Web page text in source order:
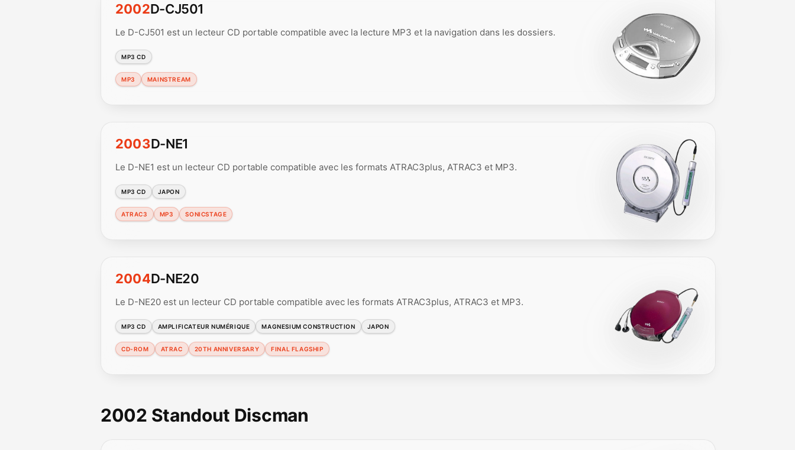
2002D-CJ501
Le D-CJ501 est un lecteur CD portable compatible avec la lecture MP3 et la navigation dans les dossiers.
MP3 CD
MP3 MAINSTREAM
2003D-NE1
Le D-NE1 est un lecteur CD portable compatible avec les formats ATRAC3plus, ATRAC3 et MP3.
MP3 CD JAPON
ATRAC3 MP3 SONICSTAGE
2004D-NE20
Le D-NE20 est un lecteur CD portable compatible avec les formats ATRAC3plus, ATRAC3 et MP3.
MP3 CD AMPLIFICATEUR NUMÉRIQUE MAGNESIUM CONSTRUCTION JAPON
CD-ROM ATRAC 20TH ANNIVERSARY FINAL FLAGSHIP
2002 Standout Discman